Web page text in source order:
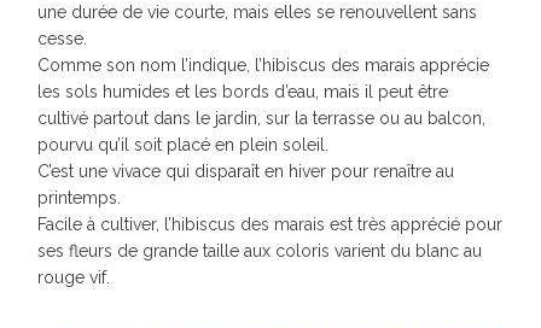
une durée de vie courte, mais elles se renouvellent sans
cesse.
Comme son nom l’indique, l’hibiscus des marais apprécie
les sols humides et les bords d’eau, mais il peut être
cultivé partout dans le jardin, sur la terrasse ou au balcon,
pourvu qu’il soit placé en plein soleil.
C’est une vivace qui disparaît en hiver pour renaître au
printemps.
Facile à cultiver, l’hibiscus des marais est très apprécié pour
ses fleurs de grande taille aux coloris varient du blanc au
rouge vif.